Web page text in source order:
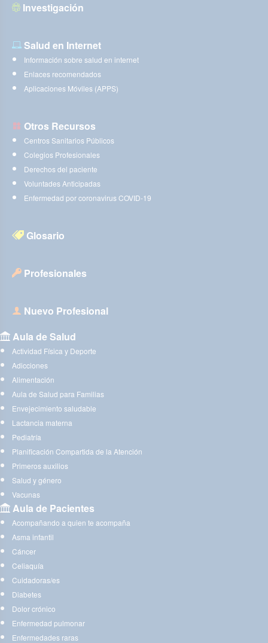
Investigación
Salud en Internet
Información sobre salud en internet
Enlaces recomendados
Aplicaciones Móviles (APPS)
Otros Recursos
Centros Sanitarios Públicos
Colegios Profesionales
Derechos del paciente
Voluntades Anticipadas
Enfermedad por coronavirus COVID-19
Glosario
Profesionales
Nuevo Profesional
Aula de Salud
Actividad Física y Deporte
Adicciones
Alimentación
Aula de Salud para Familias
Envejecimiento saludable
Lactancia materna
Pediatría
Planificación Compartida de la Atención
Primeros auxilios
Salud y género
Vacunas
Aula de Pacientes
Acompañando a quien te acompaña
Asma infantil
Cáncer
Celiaquía
Cuidadoras/es
Diabetes
Dolor crónico
Enfermedad pulmonar
Enfermedades raras